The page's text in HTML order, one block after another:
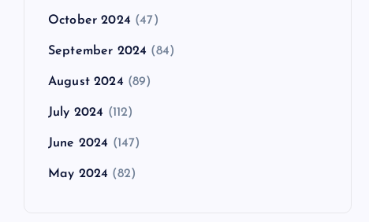
October 2024 (47)
September 2024 (84)
August 2024 (89)
July 2024 (112)
June 2024 (147)
May 2024 (82)